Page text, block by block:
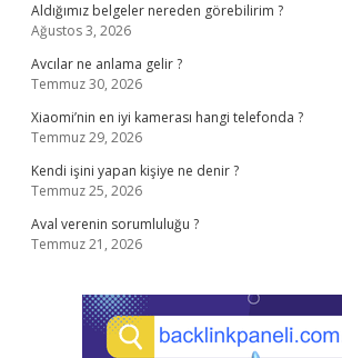
Aldığımız belgeler nereden görebilirim ?
Ağustos 3, 2026
Avcılar ne anlama gelir ?
Temmuz 30, 2026
Xiaomi’nin en iyi kamerası hangi telefonda ?
Temmuz 29, 2026
Kendi işini yapan kişiye ne denir ?
Temmuz 25, 2026
Aval verenin sorumluluğu ?
Temmuz 21, 2026